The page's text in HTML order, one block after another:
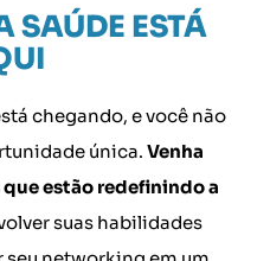
SAÚDE ESTÁ
chegando, e você não
única. Venha
estão redefinindo a
suas habilidades